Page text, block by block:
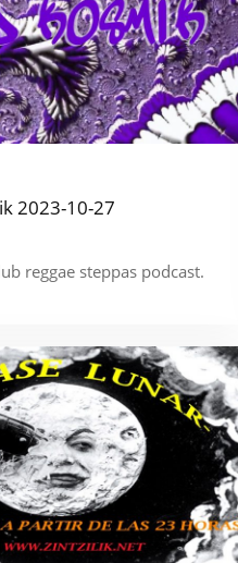
2023-10-27
reggae steppas podcast.